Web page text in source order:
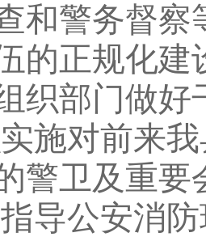
和警务督
的正规化
织部门做
施对前来
警卫及重
导公安消